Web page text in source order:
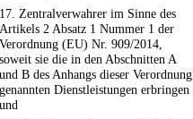
17. Zentralverwahrer im Sinne des
Artikels 2 Absatz 1 Nummer 1 der
Verordnung (EU) Nr. 909/2014,
soweit sie die in den Abschnitten A
und B des Anhangs dieser Verordnung
genannten Dienstleistungen erbringen
und